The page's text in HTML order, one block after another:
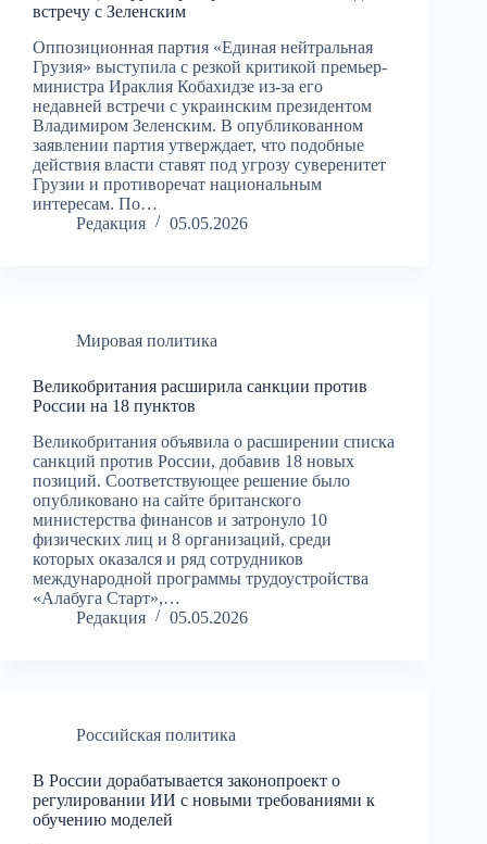
встречу с Зеленским
Оппозиционная партия «Единая нейтральная
Грузия» выступила с резкой критикой премьер-
министра Ираклия Кобахидзе из-за его
недавней встречи с украинским президентом
Владимиром Зеленским. В опубликованном
заявлении партия утверждает, что подобные
действия власти ставят под угрозу суверенитет
Грузии и противоречат национальным
интересам. По…
Редакция
05.05.2026
Мировая политика
Великобритания расширила санкции против
России на 18 пунктов
Великобритания объявила о расширении списка
санкций против России, добавив 18 новых
позиций. Соответствующее решение было
опубликовано на сайте британского
министерства финансов и затронуло 10
физических лиц и 8 организаций, среди
которых оказался и ряд сотрудников
международной программы трудоустройства
«Алабуга Старт»,…
Редакция
05.05.2026
Российская политика
В России дорабатывается законопроект о
регулировании ИИ с новыми требованиями к
обучению моделей